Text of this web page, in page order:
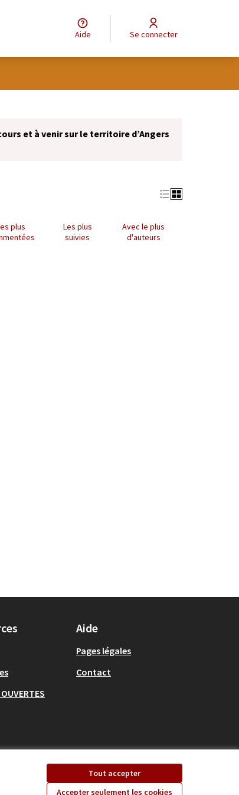
Tout accepter
Accepter seulement les cookies
Aide Se connecter
et à venir sur le territoire d’Angers
plus
Les plus
suivies
Avec le plus
d'auteurs
Aide
Pages légales
Contact